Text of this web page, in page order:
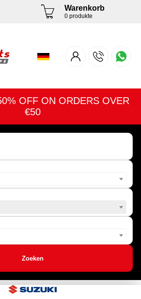
Warenkorb
0 produkte
OFF ON ORDERS OVER
€50
Zoeken